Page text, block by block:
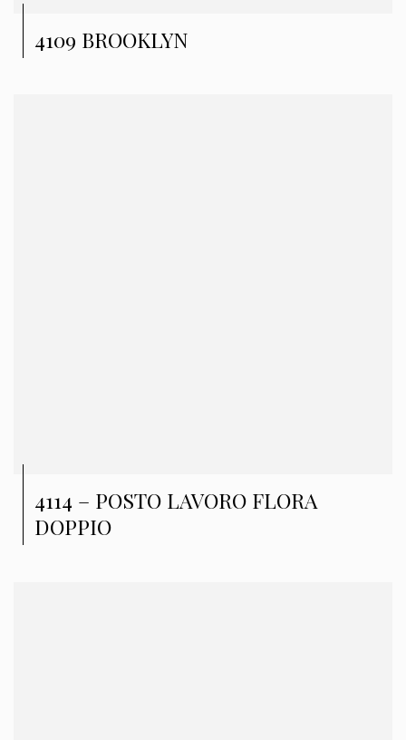
4109 BROOKLYN
4114 – POSTO LAVORO FLORA
DOPPIO